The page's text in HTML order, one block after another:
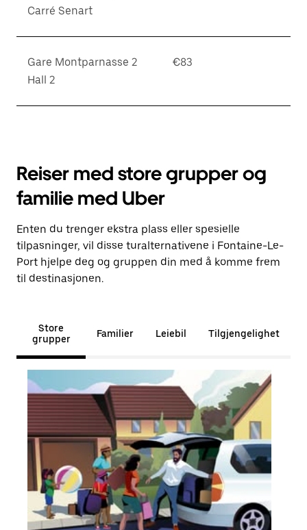
Carré Senart
Gare Montparnasse 2
Hall 2
€83
Reiser med store grupper og
familie med Uber
Enten du trenger ekstra plass eller spesielle
tilpasninger, vil disse turalternativene i Fontaine-Le-
Port hjelpe deg og gruppen din med å komme frem
til destinasjonen.
Store
grupper
Familier Leiebil Tilgjengelighet